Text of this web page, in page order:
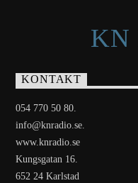
KN
KONTAKT
054 770 50 80.
info@knradio.se.
www.knradio.se
Kungsgatan 16.
652 24 Karlstad